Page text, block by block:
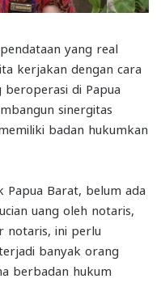
yang real
kerjakan dengan cara
di Papua
sinergitas
badan hukumkan
Papua Barat, belum ada
uang oleh notaris,
notaris, ini perlu
banyak orang
berbadan hukum